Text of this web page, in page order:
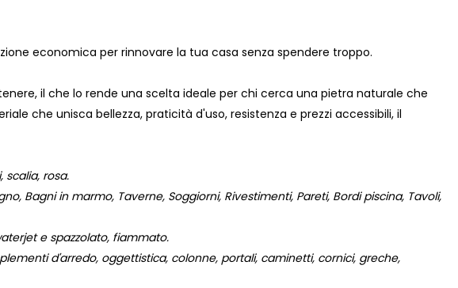
economica per rinnovare la tua casa senza spendere troppo.
il che lo rende una scelta ideale per chi cerca una pietra naturale che
che unisca bellezza, praticità d'uso, resistenza e prezzi accessibili, il
rosa.
Bagni in marmo, Taverne, Soggiorni, Rivestimenti, Pareti, Bordi piscina, Tavoli,
e spazzolato, fiammato.
d'arredo, oggettistica, colonne, portali, caminetti, cornici, greche,